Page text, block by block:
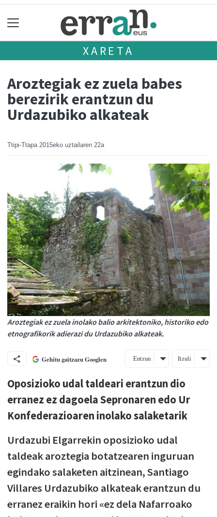
XARETA
Aroztegiak ez zuela babes
berezirik erantzun du
Urdazubiko alkateak
Ttipi-Ttapa 2015eko uztailaren 22a
Aroztegiak ez zuela inolako balio arkitektoniko, historiko edo
etnografikorik adierazi du Urdazubiko alkateak.
Gehitu gaitzazu Googlen Entzun Itzuli
Oposizioko udal taldeari erantzun dio
erranez ez dagoela Sepronaren edo Ur
Konfederazioaren inolako salaketarik
Urdazubi Elgarrekin oposizioko udal
taldeak aroztegia botatzearen inguruan
egindako salaketen aitzinean, Santiago
Villares Urdazubiko alkateak erantzun du
erranez eraikin hori «ez dela Nafarroako